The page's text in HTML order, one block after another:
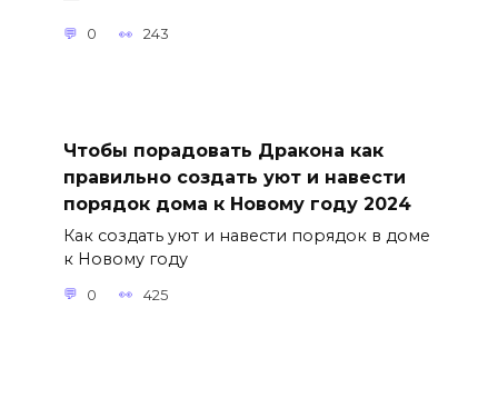
0 243
Чтобы порадовать Дракона как
правильно создать уют и навести
порядок дома к Новому году 2024
Как создать уют и навести порядок в доме
к Новому году
0 425